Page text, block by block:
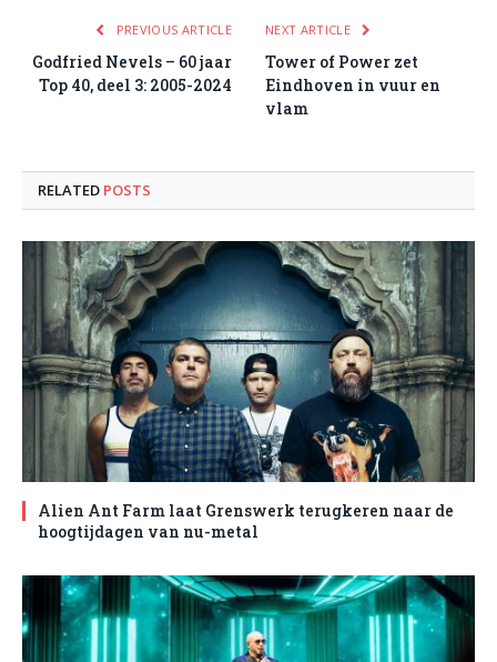
PREVIOUS ARTICLE
Godfried Nevels – 60 jaar
Top 40, deel 3: 2005-2024
NEXT ARTICLE
Tower of Power zet
Eindhoven in vuur en
vlam
RELATED POSTS
Alien Ant Farm laat Grenswerk terugkeren naar de
hoogtijdagen van nu-metal